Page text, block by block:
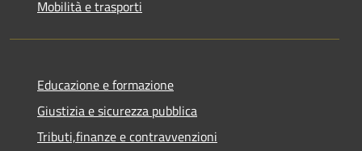
Mobilità e trasporti
Educazione e formazione
Giustizia e sicurezza pubblica
Tributi,finanze e contravvenzioni